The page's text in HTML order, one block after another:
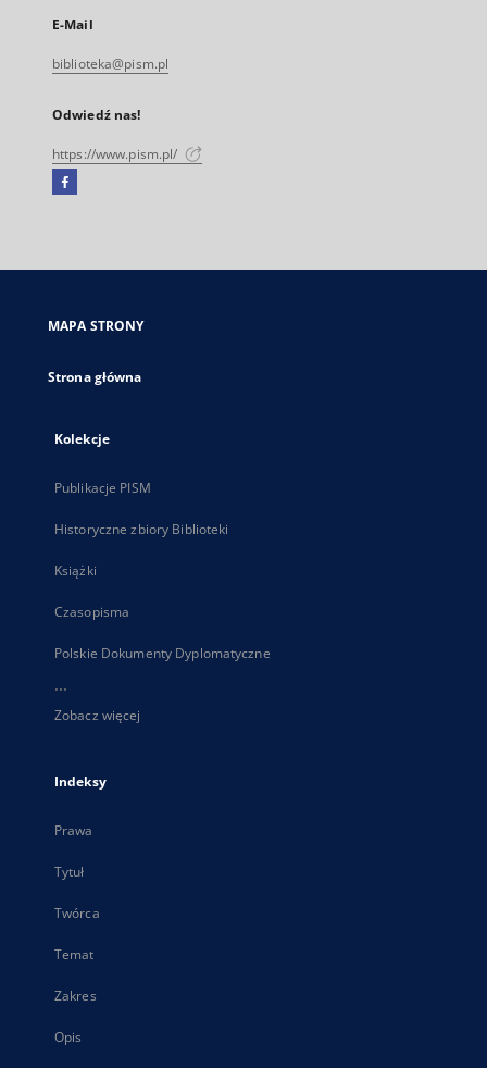
E-Mail
biblioteka@pism.pl
Odwiedź nas!
https://www.pism.pl/
Facebook
się
karcie
MAPA STRONY
Strona główna
Kolekcje
Publikacje PISM
Historyczne zbiory Biblioteki
Książki
Czasopisma
Polskie Dokumenty Dyplomatyczne
...
Zobacz więcej
Indeksy
Prawa
Tytuł
Twórca
Temat
Zakres
Opis